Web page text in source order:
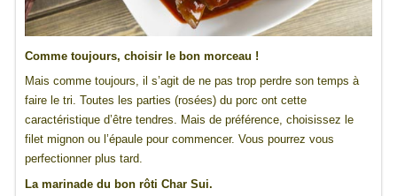
Comme toujours, choisir le bon morceau !
Mais comme toujours, il s’agit de ne pas trop perdre son temps à
faire le tri. Toutes les parties (rosées) du porc ont cette
caractéristique d’être tendres. Mais de préférence, choisissez le
filet mignon ou l’épaule pour commencer. Vous pourrez vous
perfectionner plus tard.
La marinade du bon rôti Char Sui.